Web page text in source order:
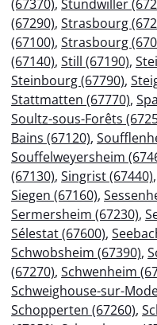
(67370), Stundwiller
(67290), Strasbourg
(67100), Strasbourg
(67140), Still (67190),
Steinbourg (67790),
Stattmatten (67770),
Soultz-sous-Forêts
Bains (67120),
Souffelweyersheim
(67130), Singrist (67440),
Siegen (67160),
Sermersheim (67230),
Sélestat (67600),
Schwobsheim (67390),
(67270), Schwenheim
Schweighouse-sur-
Schopperten (67260),